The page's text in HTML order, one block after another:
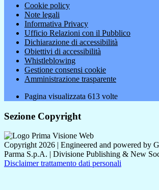
Cookie policy
Note legali
Informativa Privacy
Ufficio Relazioni con il Pubblico
Dichiarazione di accessibilità
Obiettivi di accessibilità
Whistleblowing
Gestione consensi cookie
Amministrazione trasparente
Pagina visualizzata 613 volte
Sezione Copyright
Copyright 2026 | Engineered and powered by
Parma S.p.A. | Divisione Publishing & New
Disclaimer trattamento dati personali